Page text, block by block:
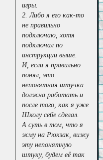
игры.
2. Либо я его как-то
не правильно
подключаю, хотя
подключал по
инструкции выше.
И, если я правильно
понял, это
непонятная штучка
должна работать и
после того, как я уже
Школу себе сделал.
А суть в том, что я
жму на Рюкзак, вижу
эту непонятную
штуку, будем её так